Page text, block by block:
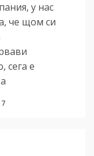
у нас
че щом си
сега е